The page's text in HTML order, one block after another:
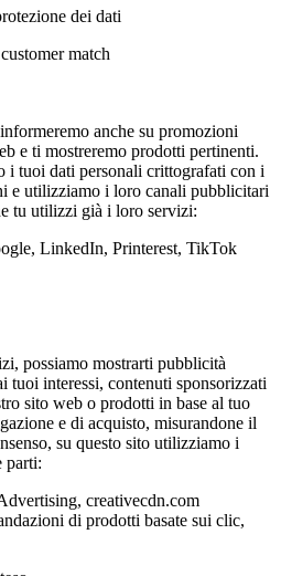
dei dati
match
anche su promozioni
e ti mostreremo prodotti pertinenti.
i tuoi dati personali crittografati con i
e utilizziamo i loro canali pubblicitari
tu utilizzi già i loro servizi:
LinkedIn, Printerest, TikTok
possiamo mostrarti pubblicità
tuoi interessi, contenuti sponsorizzati
sito web o prodotti in base al tuo
e di acquisto, misurandone il
su questo sito utilizziamo i
parti:
creativecdn.com
di prodotti basate sui clic,